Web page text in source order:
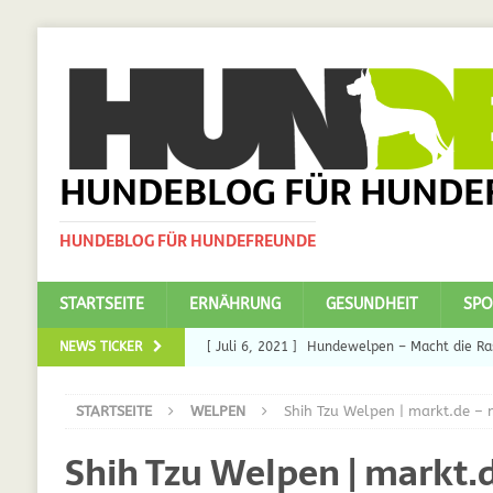
HUNDEBLOG FÜR
HUNDEBLOG FÜR HUNDEFREUNDE
STARTSEITE ERNÄHRUNG GESUNDHEIT
NEWS TICKER [ Juli 6, 2021 ] Hundewelpen – Macht die
Ulmenride für Hunde – der
[ März 30, 2021 ] Nahrungsergänzungen für
STARTSEITE WELPEN Shih Tzu Welpen | markt.de –
Shih Tzu Welpen |